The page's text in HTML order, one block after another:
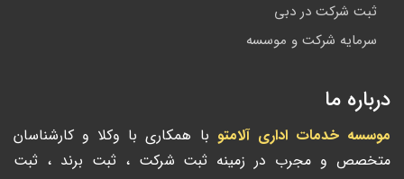
ثبت شرکت در دبی
سرمایه شرکت و موسسه
درباره ما
موسسه خدمات اداری آلامتو با همکاری با وکلا و کارشناسان
متخصص و مجرب در زمینه ثبت شرکت ، ثبت برند ، ثبت